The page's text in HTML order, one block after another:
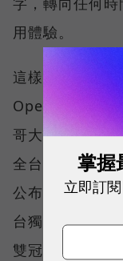
用體驗。
這樣的轉變，
Opensignal 公
哥大不僅率先奪
全台 No.1 」
公布的台灣行
台獨有的「可
雙冠王，同時
掌握
立即訂